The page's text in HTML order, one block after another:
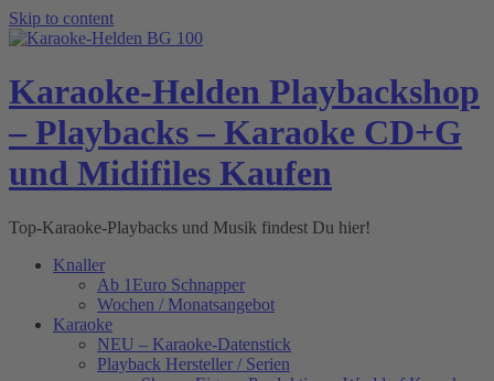
Skip to content
Karaoke-Helden Playbackshop
– Playbacks – Karaoke CD+G
und Midifiles Kaufen
Top-Karaoke-Playbacks und Musik findest Du hier!
Knaller
Ab 1Euro Schnapper
Wochen / Monatsangebot
Karaoke
NEU – Karaoke-Datenstick
Playback Hersteller / Serien